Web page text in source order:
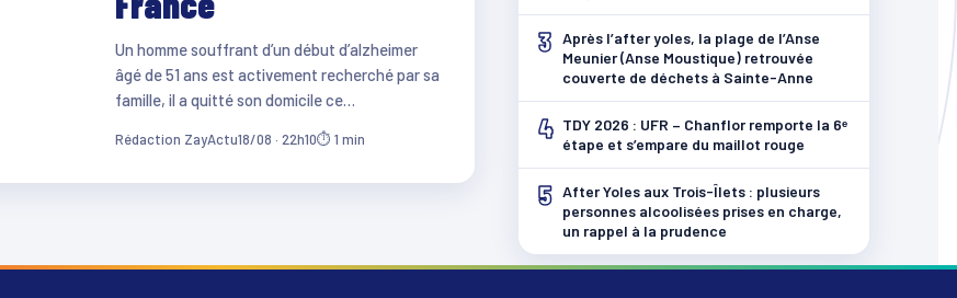
Un homme souffrant d’un début d’alzheimer
âgé de 51 ans est activement recherché par sa
famille, il a quitté son domicile ce…
Rédaction ZayActu18/08 · 22h10⏱ 1 min
3 Après l’after yoles, la plage de l’Anse
Meunier (Anse Moustique) retrouvée
couverte de déchets à Sainte-Anne
4 TDY 2026 : UFR – Chanflor remporte la 6ᵉ
étape et s’empare du maillot rouge
5 After Yoles aux Trois-Îlets : plusieurs
personnes alcoolisées prises en charge,
un rappel à la prudence